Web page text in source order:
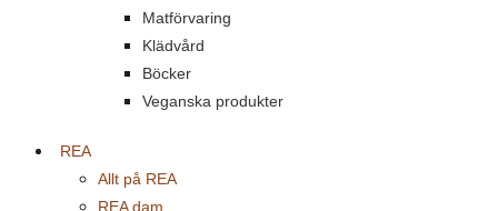
Matförvaring
Klädvård
Böcker
Veganska produkter
REA
Allt på REA
REA dam